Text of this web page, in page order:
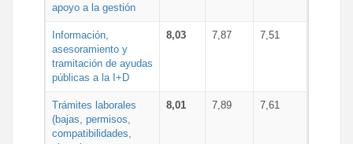
apoyo a la gestión
Información,
asesoramiento y
tramitación de ayudas
públicas a la I+D
8,03 7,87 7,51
Trámites laborales
(bajas, permisos,
compatibilidades,
8,01 7,89 7,61